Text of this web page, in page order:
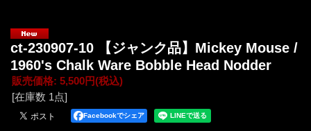
ct-230907-10 【ジャンク品】Mickey Mouse /
1960's Chalk Ware Bobble Head Nodder
販売価格: 5,500円(税込)
[在庫数 1点]
Facebookでシェア